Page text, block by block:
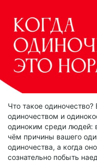
Что такое
одиночеством и
одиноким среди людей:
чём причины вашего
одиночества, а когда
сознательно побыть